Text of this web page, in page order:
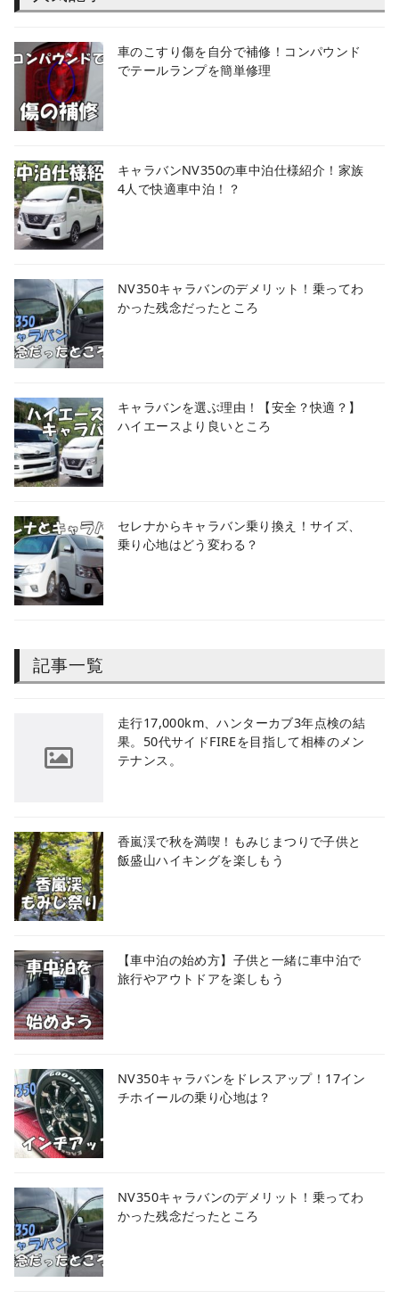
車のこすり傷を自分で補修！コンパウンド
でテールランプを簡単修理
キャラバンNV350の車中泊仕様紹介！家族
4人で快適車中泊！？
NV350キャラバンのデメリット！乗ってわ
かった残念だったところ
キャラバンを選ぶ理由！【安全？快適？】
ハイエースより良いところ
セレナからキャラバン乗り換え！サイズ、
乗り心地はどう変わる？
記事一覧
​走行17,000km、ハンターカブ3年点検の結
果。50代サイドFIREを目指して相棒のメン
テナンス。
香嵐渓で秋を満喫！もみじまつりで子供と
飯盛山ハイキングを楽しもう
【車中泊の始め方】子供と一緒に車中泊で
旅行やアウトドアを楽しもう
NV350キャラバンをドレスアップ！17イン
チホイールの乗り心地は？
NV350キャラバンのデメリット！乗ってわ
かった残念だったところ